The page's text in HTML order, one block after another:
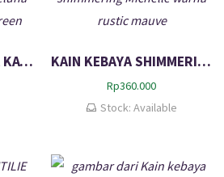
BAHAN KAIN KEBAYA KATUN SEMI ITALY DELUNA KAIN KEBAYA SHIMMERING MICHELLE
Rp360.000
Stock: Available